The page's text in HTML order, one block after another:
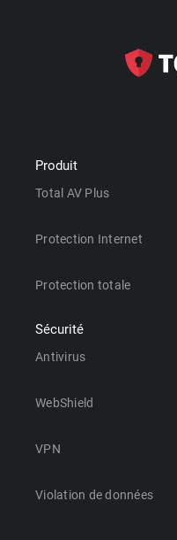
Produit
Total AV Plus
Protection Internet
Protection totale
Sécurité
Antivirus
WebShield
VPN
Violation de données